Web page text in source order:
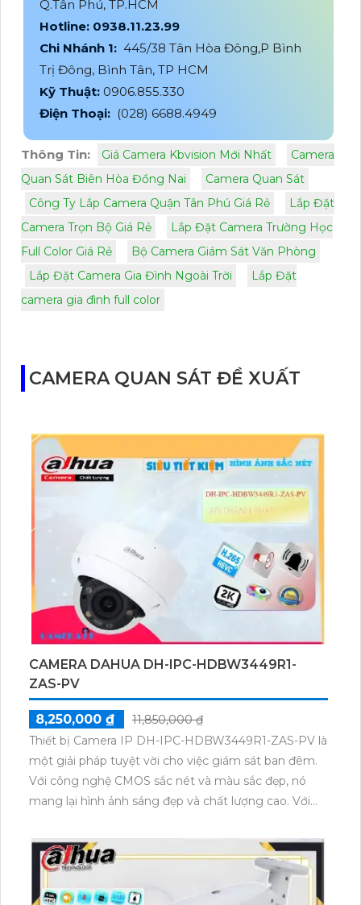
Q.Tân Phú, TP.HCM
Hotline: 0938.11.23.99
Chi Nhánh 1: 445/38 Tân Hòa Đông,P Bình
Trị Đông, Bình Tân, TP HCM
Kỹ Thuật: 0906.855.330
Điện Thoại: (028) 6688.4949
Thông Tin: Giá Camera Kbvision Mới Nhất
Camera
Quan Sát Biên Hòa Đồng Nai
Camera Quan Sát
Công Ty Lắp Camera Quận Tân Phú Giá Rẻ
Lắp Đặt
Camera Trọn Bộ Giá Rẻ
Lắp Đặt Camera Trường Học
Full Color Giá Rẻ
Bộ Camera Giám Sát Văn Phòng
Lắp Đặt Camera Gia Đình Ngoài Trời
Lắp Đặt
camera gia đình full color
CAMERA QUAN SÁT ĐỀ XUẤT
CAMERA DAHUA DH-IPC-HDBW3449R1-
ZAS-PV
8,250,000 ₫
11,850,000 ₫
Thiết bị Camera IP DH-IPC-HDBW3449R1-ZAS-PV là
một giải pháp tuyệt vời cho việc giám sát ban đêm.
Với công nghệ CMOS sắc nét và màu sắc đẹp, nó
mang lại hình ảnh sáng đẹp và chất lượng cao. Với
mang lại hiệu quả cao cho việc giám sát công trình
ban đêm. Thiết bị cũng được tích hợp công nghệ
chính hãng IP cho xử lý hình ảnh sáng đẹp đến 4.0
MP và tiết kiệm băng thông với